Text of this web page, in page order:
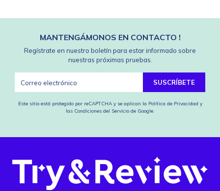
MANTENGÁMONOS EN CONTACTO !
Regístrate en nuestro boletín para estar informado sobre
nuestras próximas pruebas.
SUSCRÍBETE
Este sitio está protegido por reCAPTCHA y se aplican la Política de Privacidad y
las Condiciones del Serviciode Google.